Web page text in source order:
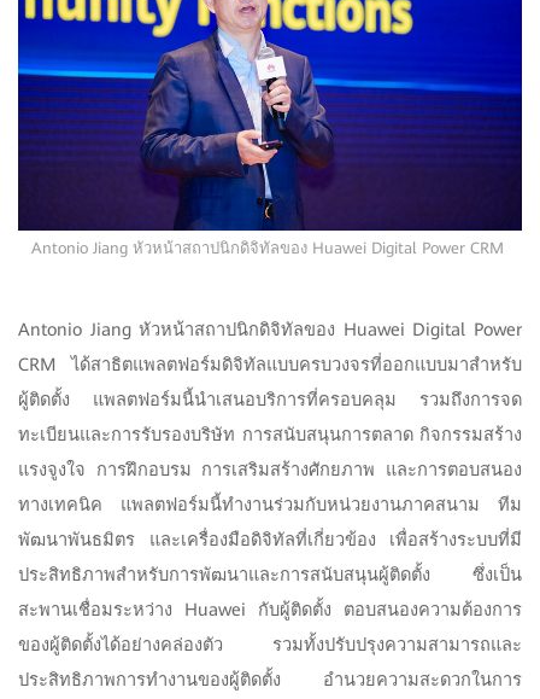
Antonio Jiang หัวหน้าสถาปนิกดิจิทัลของ Huawei Digital Power CRM
Antonio Jiang หัวหน้าสถาปนิกดิจิทัลของ Huawei Digital Power
CRM ได้สาธิตแพลตฟอร์มดิจิทัลแบบครบวงจรที่ออกแบบมาสำหรับ
ผู้ติดตั้ง แพลตฟอร์มนี้นำเสนอบริการที่ครอบคลุม รวมถึงการจด
ทะเบียนและการรับรองบริษัท การสนับสนุนการตลาด กิจกรรมสร้าง
แรงจูงใจ การฝึกอบรม การเสริมสร้างศักยภาพ และการตอบสนอง
ทางเทคนิค แพลตฟอร์มนี้ทำงานร่วมกับหน่วยงานภาคสนาม ทีม
พัฒนาพันธมิตร และเครื่องมือดิจิทัลที่เกี่ยวข้อง เพื่อสร้างระบบที่มี
ประสิทธิภาพสำหรับการพัฒนาและการสนับสนุนผู้ติดตั้ง ซึ่งเป็น
สะพานเชื่อมระหว่าง Huawei กับผู้ติดตั้ง ตอบสนองความต้องการ
ของผู้ติดตั้งได้อย่างคล่องตัว รวมทั้งปรับปรุงความสามารถและ
ประสิทธิภาพการทำงานของผู้ติดตั้ง อำนวยความสะดวกในการ